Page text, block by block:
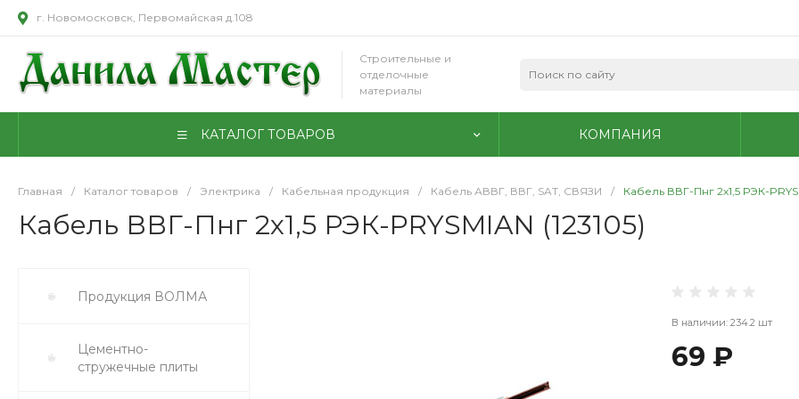
г. Новомосковск, Первомайская д.108
Строительные и
отделочные
материалы
КАТАЛОГ ТОВАРОВ КОМПАНИЯ
Главная / Каталог товаров / Электрика / Кабельная продукция / Кабель АВВГ, ВВГ, SAT, СВЯЗИ / Кабель ВВГ-Пнг 2х1,5 РЭК-
Кабель ВВГ-Пнг 2х1,5 РЭК-PRYSMIAN (123105)
Продукция ВОЛМА
Цементно-
стружечные плиты
В наличии: 234.2 шт
69 ₽